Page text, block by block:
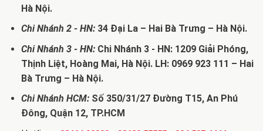
Hà Nội.
Chi Nhánh 2 - HN:34 Đại La – Hai Bà Trưng – Hà Nội.
Chi Nhánh 3 - HN:Chi Nhánh 3 - HN: 1209 Giải Phóng,
Thịnh Liệt, Hoàng Mai, Hà Nội. LH: 0969 923 111 – Hai
Bà Trưng – Hà Nội.
Chi Nhánh HCM:Số 350/31/27 Đường T15, An Phú
Đông, Quận 12, TP.HCM